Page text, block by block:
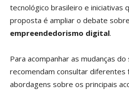
tecnológico brasileiro e iniciativas
proposta é ampliar o debate sobre
empreendedorismo digital.
Para acompanhar as mudanças
recomendam consultar diferentes
abordagens sobre os principais